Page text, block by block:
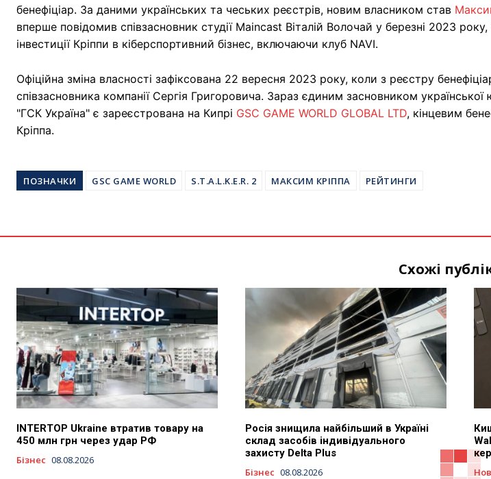
бенефіціар. За даними українських та чеських реєстрів, новим власником став
вперше повідомив співзасновник студії Maincast Віталій Волочай у березні 2023
інвестиції Кріппи в кіберспортивний бізнес, включаючи клуб NAVI.
Офіційна зміна власності зафіксована 22 вересня 2023 року, коли з реєстру
співзасновника компанії Сергія Григоровича. Зараз єдиним засновником
"ГСК Україна" є зареєстрована на Кипрі GSC GAME WORLD GLOBAL LTD, кінцевим
Кріппа.
ПОЗНАЧКИ GSC GAME WORLD S.T.A.L.K.E.R. 2 МАКСИМ КРІППА РЕЙТИНГИ
Схожі
INTERTOP Ukraine втратив товару на
450 млн грн через удар РФ
Бізнес 08.08.2026
Росія знищила найбільший в Україні
склад засобів індивідуального
захисту Delta Plus
Бізнес 08.08.2026